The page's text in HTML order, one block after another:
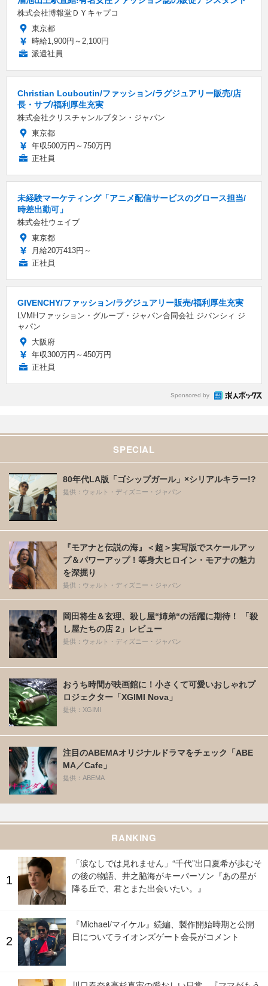
株式会社博報堂ＤＹキャプコ
東京都
時給1,900円～2,100円
派遣社員
Christian Louboutin/ファッション/ラグジュアリー販売/店
長・サブ/福利厚生充実
株式会社クリスチャンルブタン・ジャパン
東京都
年収500万円～750万円
正社員
未経験マーケティング「アニメ配信サービスのグロース担当/
時差出勤可」
株式会社ウェイブ
東京都
月給20万413円～
正社員
GIVENCHY/ファッション/ラグジュアリー販売/福利厚生充実
LVMHファッション・グループ・ジャパン合同会社 ジバンシィ ジ
ャパン
大阪府
年収300万円～450万円
正社員
Sponsored by
SPECIAL
80年代LA版「ゴシップガール」×シリアルキラー!?
提供：ウォルト・ディズニー・ジャパン
『モアナと伝説の海』＜超＞実写版でスケールアッ
プ＆パワーアップ！等身大ヒロイン・モアナの魅力
を深掘り
提供：ウォルト・ディズニー・ジャパン
岡田将生＆玄理、殺し屋“姉弟“の活躍に期待！ 「殺
し屋たちの店 2」レビュー
提供：ウォルト・ディズニー・ジャパン
おうち時間が映画館に！小さくて可愛いおしゃれプ
ロジェクター「XGIMI Nova」
提供：XGIMI
注目のABEMAオリジナルドラマをチェック「ABE
MA／Cafe」
提供：ABEMA
RANKING
「涙なしでは見れません」“千代”出口夏希が歩むそ
の後の物語、井之脇海がキーパーソン『あの星が
降る丘で、君とまた出会いたい。』
『Michael/マイケル』続編、製作開始時期と公開
日についてライオンズゲート会長がコメント